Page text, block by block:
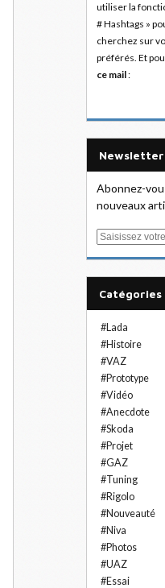
utiliser la
# Hashtags »
cherchez sur
préférés. Et
ce mail:
Newsletter
Abonnez-
nouveaux
E
Catégories
#Lada
#Histoire
#VAZ
#Prototype
#Vidéo
#Anecdote
#Skoda
#Projet
#GAZ
#Tuning
#Rigolo
#Nouveauté
#Niva
#Photos
#UAZ
#Essai